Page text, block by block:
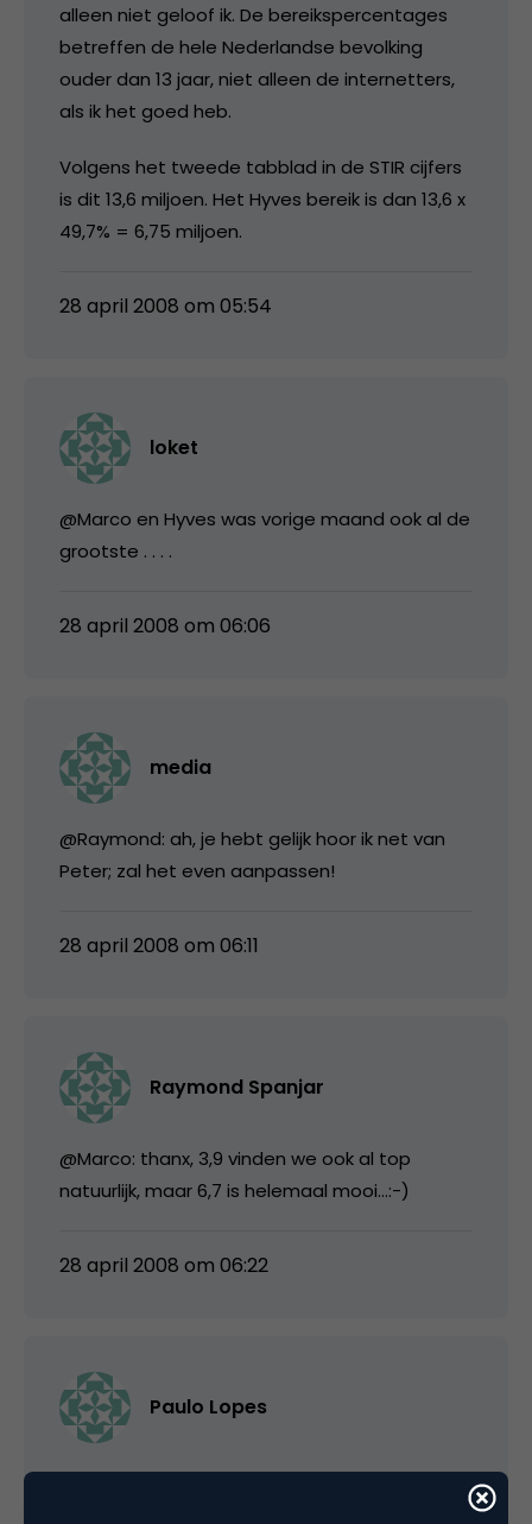
alleen niet geloof ik. De bereikspercentages
betreffen de hele Nederlandse bevolking
ouder dan 13 jaar, niet alleen de internetters,
als ik het goed heb.
Volgens het tweede tabblad in de STIR cijfers
is dit 13,6 miljoen. Het Hyves bereik is dan 13,6 x
49,7% = 6,75 miljoen.
28 april 2008 om 05:54
loket
@Marco en Hyves was vorige maand ook al de
grootste . . . .
28 april 2008 om 06:06
media
@Raymond: ah, je hebt gelijk hoor ik net van
Peter; zal het even aanpassen!
28 april 2008 om 06:11
Raymond Spanjar
@Marco: thanx, 3,9 vinden we ook al top
natuurlijk, maar 6,7 is helemaal mooi…:-)
28 april 2008 om 06:22
Paulo Lopes
wat is nu de juiste lijst? Ik ontving vorige week